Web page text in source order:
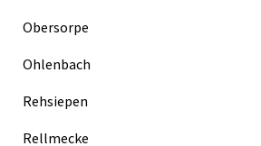
Obersorpe
Ohlenbach
Rehsiepen
Rellmecke